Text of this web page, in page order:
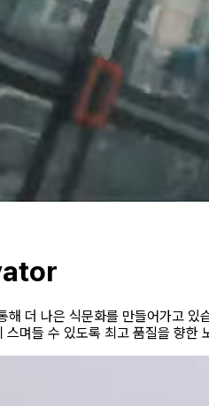
더 나은 식문화를 만들어가고 있
며들 수 있도록 최고 품질을 향한